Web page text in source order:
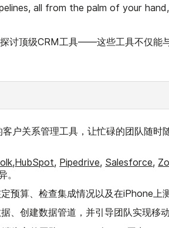
all from the palm of your
讨顶级CRM工具——这些工具不仅能
客户关系管理工具，让忙碌的团队随时
,HubSpot, Pipedrive, Salesforce,
。
预算、检查集成情况以及在iPhone上
、创建数据管道，并引导团队实现移动